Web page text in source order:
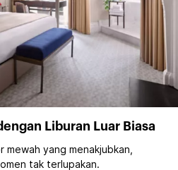
Liburan Luar Biasa
yang menakjubkan,
tak terlupakan.